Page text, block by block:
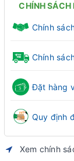
Bộ dài sơ sinh HN
CHÍNH SÁCH
Chính
Chính
Đặt hàng
Quy định
Xem chính